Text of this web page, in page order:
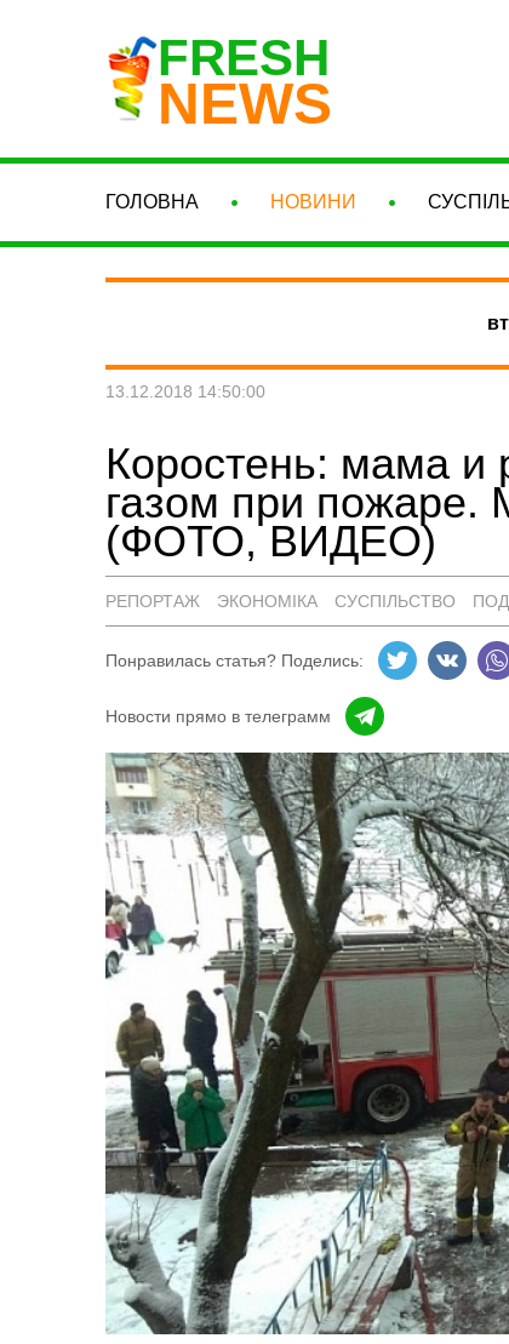
FRESH
NEWS
ГОЛОВНА НОВИНИ
13.12.2018 14:50:00
Коростень: мама и
газом при пожаре.
(ФОТО, ВИДЕО)
РЕПОРТАЖ ЭКОНОМІКА СУСПІЛЬСТВО
Понравилась статья? Поделись:
Новости прямо в телеграмм